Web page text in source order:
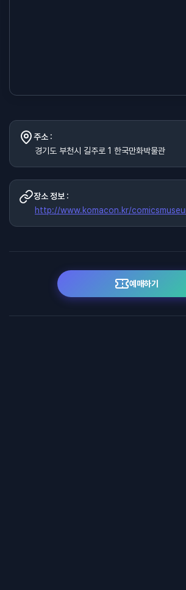
주소 :
경기도 부천시 길주로 1 한국만화박물관
장소 정보 :
http://www.komacon.kr/
예매하기